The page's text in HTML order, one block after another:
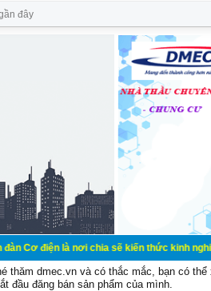
là nơi chia sẽ kiến thức kinh nghiệm
thăm dmec.vn và có thắc mắc, bạn có
đầu đăng bán sản phẩm của mình.
đây